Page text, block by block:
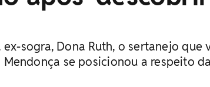
sogra, Dona Ruth, o sertanejo que
se posicionou a respeito